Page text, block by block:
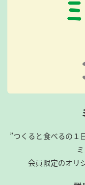
”つくると食べるの１
会員限定のオリ